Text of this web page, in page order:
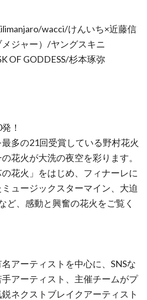
wacci/けんいち×近藤信
ジャー）/ヤングスキニ
OF GODDESS/杉本琢弥
！
多の21回受賞している野村花火
花火が大洗の夜空を彩ります。
花火」をはじめ、フィナーレに
ュージックスターマイン、大迫
ど、感動と興奮の花火をご覧く
アーティストを中心に、SNSな
アーティスト、主催チームがプ
ネクストブレイクアーティスト